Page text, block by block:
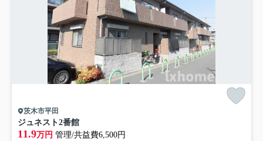
茨木市平田
ジュネスト2番館
11.9万円 管理/共益費6,500円